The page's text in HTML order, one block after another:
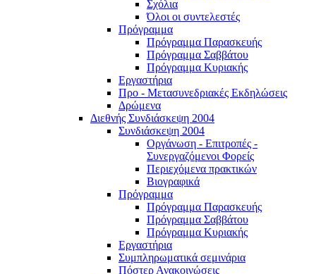
Σχόλια
Όλοι οι συντελεστές
Πρόγραμμα
Πρόγραμμα Παρασκευής
Πρόγραμμα Σαββάτου
Πρόγραμμα Κυριακής
Εργαστήρια
Προ - Μετασυνεδριακές Εκδηλώσεις
Δρώμενα
Διεθνής Συνδιάσκεψη 2004
Συνδιάσκεψη 2004
Οργάνωση - Επιτροπές -
Συνεργαζόμενοι Φορείς
Περιεχόμενα πρακτικών
Βιογραφικά
Πρόγραμμα
Πρόγραμμα Παρασκευής
Πρόγραμμα Σαββάτου
Πρόγραμμα Κυριακής
Εργαστήρια
Συμπληρωματικά σεμινάρια
Πόστερ Ανακοινώσεις